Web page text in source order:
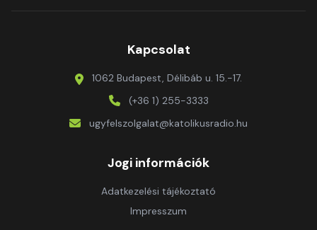
Kapcsolat
1062 Budapest, Délibáb u. 15.-17.
(+36 1) 255-3333
ugyfelszolgalat@katolikusradio.hu
Jogi információk
Adatkezelési tájékoztató
Impresszum